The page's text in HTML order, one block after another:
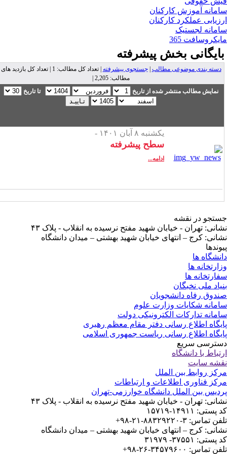
آموزش کارکنان
عملکرد کارکنان
لجستیک
365
بخشپیشرفته
دسته بندی موضوعی مطالب|جستجوی پیشرفته
| تعداد کل مطالب: 1 | تعداد کل بازدید های
مطالب: 2,205 |
نمایش مطالب منتشر شده از تاریخ
تا تاریخ
یکشنبه ۸ آبان ۱۴۰۱ -
سطح پیشرفته
ادامه...
در نقشه
تهران - خیابان شهید مفتح نرسیده به انقلاب - پلاک ۴۳
کرج – انتهای خیابان شهید بهشتی – میدان دانشگاه
ها
ها
ها
ملی نخبگان
رفاه دانشجویان
شکایات وزارت علوم
تدارکات الکترونیکی دولت
اطلاع رسانی دفتر مقام معظم رهبری
اطلاع رسانی ریاست جمهوری اسلامی
سریع
با دانشگاه
سایت
روابط بین الملل
فناوری اطلاعات و ارتباطات
بین الملل دانشگاه خوارزمی-تهران
تهران - خیابان شهید مفتح نرسیده به انقلاب - پلاک ۴۳
۱۴۹۱۱-۱۵۷۱۹
تماس: ۳-۸۸۳۲۹۲۲۰-۲۱-۹۸+
کرج – انتهای خیابان شهید بهشتی – میدان دانشگاه
۳۷۵۵۱- ۳۱۹۷۹
تماس: ۳۴۵۷۹۶۰۰-۲۶-۹۸+